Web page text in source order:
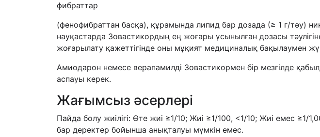
фибраттар
(фенофибраттан басқа), құрамында липид бар дозада (≥ 1 г/тәу)
науқастарда Зовастикордың ең жоғары ұсынылған дозасы
жоғарылату қажеттігінде оны мұқият медициналық бақылаумен
Амиодарон немесе верапамилді Зовастикормен бір мезгілде
аспауы керек.
Жағымсыз әсерлері
Пайда болу жиілігі: Өте жиі ≥1/10; Жиі ≥1/100, <1/10; Жиі емес ≥1/
бар деректер бойынша анықталуы мүмкін емес.